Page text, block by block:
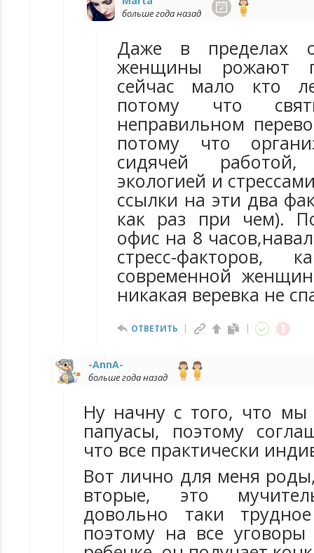
больше года назад
Даже в пределах
женщины рожают
сейчас мало кто
потому что
неправильном
потому что
сидячей работой,
экологией и
ссылки на эти два
как раз при чем).
офис на 8
стресс-факторов,
современной
никакая веревка не
ОТВЕТИТЬ
-AnnA-
больше года назад
Ну начну с того, что
папуасы, поэтому
что все практически
Вот лично для меня
вторые, это
довольно таки
поэтому на все